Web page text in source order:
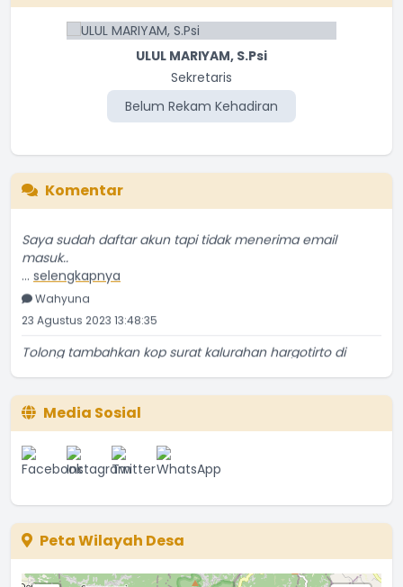
ULUL MARIYAM, S.Psi
Sekretaris
Belum Rekam Kehadiran
Komentar
masuk..
...selengkapnya
Wahyuna
23 Agustus 2023 13:48:35
...selengkapnya
NGATIRAN
18 Oktober 2022 19:54:47
Ass. Saya May Devega dari Univ.Negri Semarang yang
...selengkapnya
May Devega
Linknya di blokir pak Jawab : terima kasih koreksinya,
... selengkapnya
warga_taat
Media Sosial
Peta Wilayah Desa